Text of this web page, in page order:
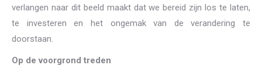
verlangen naar dit beeld maakt dat we bereid zijn los te laten,
te investeren en het ongemak van de verandering te
doorstaan.
Op de voorgrond treden